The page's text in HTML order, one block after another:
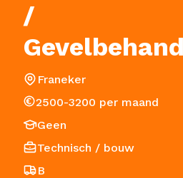
/
Franeker
2500-3200 per maand
Geen
Technisch / bouw
B